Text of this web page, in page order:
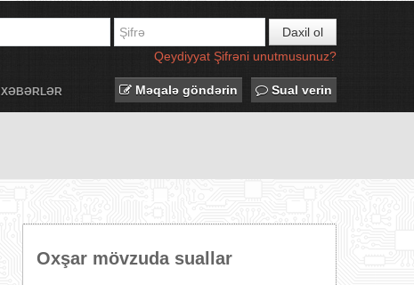
Daxil ol
Qeydiyyat Şifrəni unutmusunuz?
XƏBƏRLƏR Məqalə göndərin Sual verin
Oxşar mövzuda suallar